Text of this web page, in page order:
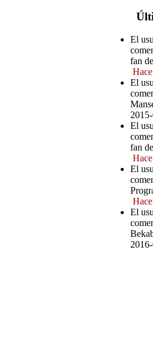
El
fan
El
El
fan
El
El